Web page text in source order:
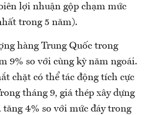
lợi nhuận gộp chạm mức
trong 5 năm).
hàng Trung Quốc trong
9% so với cùng kỳ năm ngoái.
chặt có thể tác động tích cực
tháng 9, giá thép xây dựng
tăng 4% so với mức đáy trong